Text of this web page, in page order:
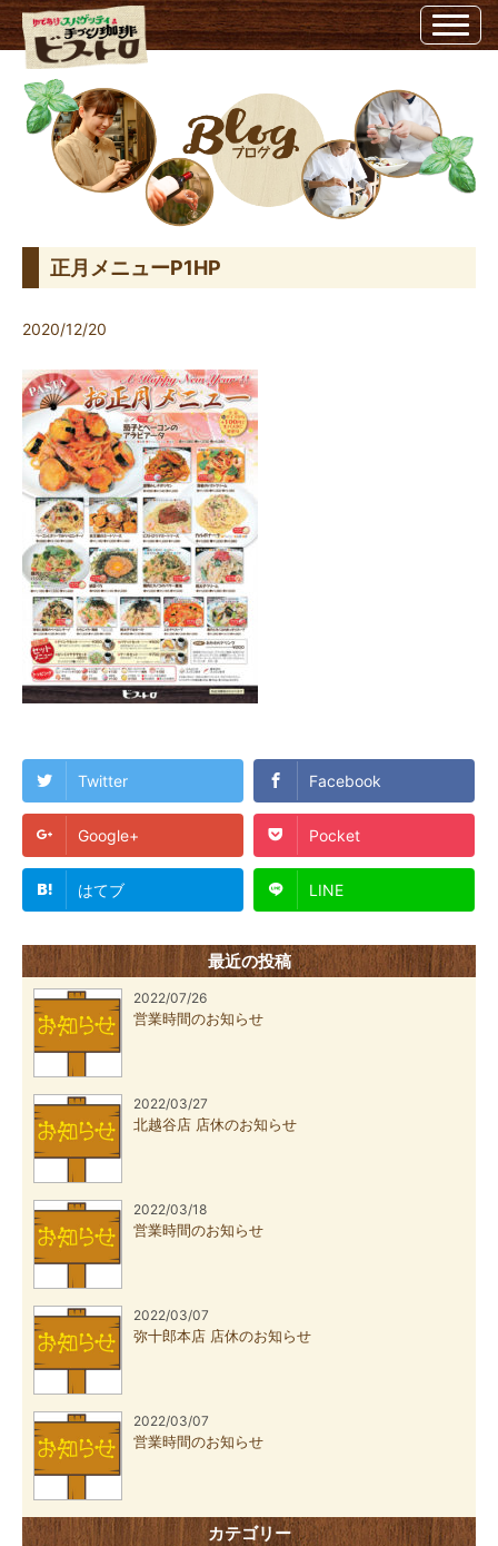
正月メニューP1HP | ビストロ埼玉県越谷市のビストロ
正月メニューP1HP
2020/12/20
Twitter Facebook
Google+ Pocket
はてブ LINE
最近の投稿
2022/07/26
営業時間のお知らせ
2022/03/27
北越谷店 店休のお知らせ
2022/03/18
営業時間のお知らせ
2022/03/07
弥十郎本店 店休のお知らせ
2022/03/07
営業時間のお知らせ
カテゴリー